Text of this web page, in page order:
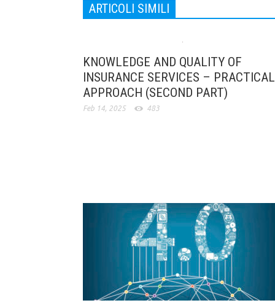
ARTICOLI SIMILI
KNOWLEDGE AND QUALITY OF
INSURANCE SERVICES – PRACTICAL
APPROACH (SECOND PART)
Feb 14, 2025 483